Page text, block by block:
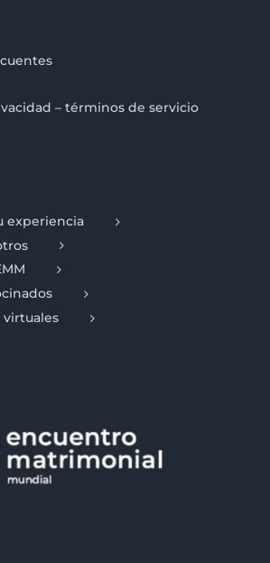
– términos de servicio
experiencia